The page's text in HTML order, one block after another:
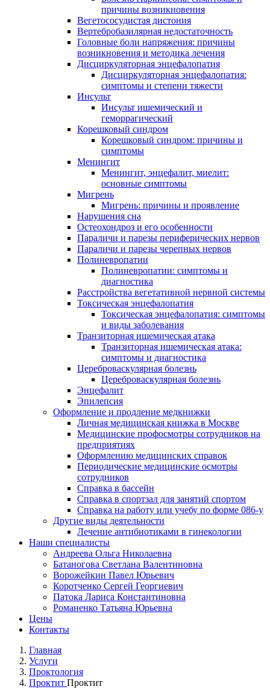
причины возникновения
Вегетососудистая дистония
Вертебробазилярная недостаточность
Головные боли напряжения: причины
возникновения и методика лечения
Дисциркуляторная энцефалопатия
Дисциркуляторная энцефалопатия:
симптомы и степени тяжести
Инсульт
Инсульт ишемический и
геморрагический
Корешковый синдром
Корешковый синдром: причины и
симптомы
Менингит
Менингит, энцефалит, миелит:
основные симптомы
Мигрень
Мигрень: причины и проявление
Нарушения сна
Остеохондроз и его особенности
Параличи и парезы периферических нервов
Параличи и парезы черепных нервов
Полиневропатии
Полиневропатии: симптомы и
диагностика
Расстройства вегетативной нервной системы
Токсическая энцефалопатия
Токсическая энцефалопатия: симптомы
и виды заболевания
Транзиторная ишемическая атака
Транзиторная ишемическая атака:
симптомы и диагностика
Цереброваскулярная болезнь
Цереброваскулярная болезнь
Энцефалит
Эпилепсия
Оформление и продление медкнижки
Личная медицинская книжка в Москве
Медицинские профосмотры сотрудников на
предприятиях
Оформлению медицинских справок
Периодические медицинские осмотры
сотрудников
Справка в бассейн
Справка в спортзал для занятий спортом
Справка на работу или учебу по форме 086-у
Другие виды деятельности
Лечение антибиотиками в гинекологии
Наши специалисты
Андреева Ольга Николаевна
Батаногова Светлана Валентиновна
Ворожейкин Павел Юрьевич
Коротченко Сергей Георгиевич
Патока Лариса Константиновна
Романенко Татьяна Юрьевна
Цены
Контакты
Главная
Услуги
Проктология
Проктит Проктит